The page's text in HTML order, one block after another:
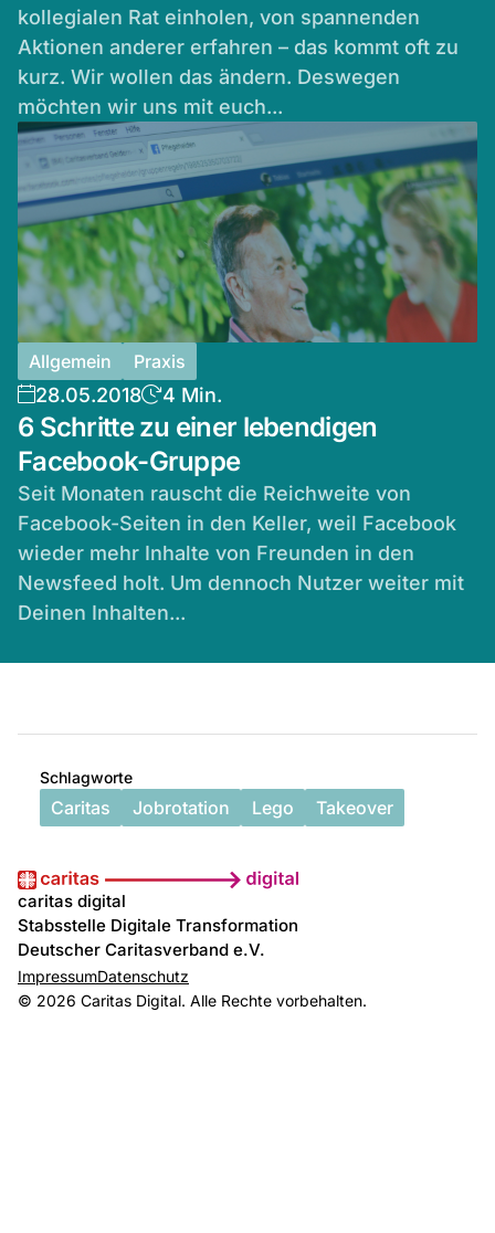
kollegialen Rat einholen, von spannenden
Aktionen anderer erfahren – das kommt oft zu
kurz. Wir wollen das ändern. Deswegen
möchten wir uns mit euch...
Allgemein Praxis
28.05.2018 4 Min.
6 Schritte zu einer lebendigen
Facebook-Gruppe
­­Seit Monaten rauscht die Reichweite von
Facebook-Seiten in den Keller, weil Facebook
wieder mehr Inhalte von Freunden in den
Newsfeed holt. Um dennoch Nutzer weiter mit
Deinen Inhalten...
Schlagworte
Caritas Jobrotation Lego Takeover
caritas digital
Stabsstelle Digitale Transformation
Deutscher Caritasverband e.V.
ImpressumDatenschutz
© 2026 Caritas Digital. Alle Rechte vorbehalten.